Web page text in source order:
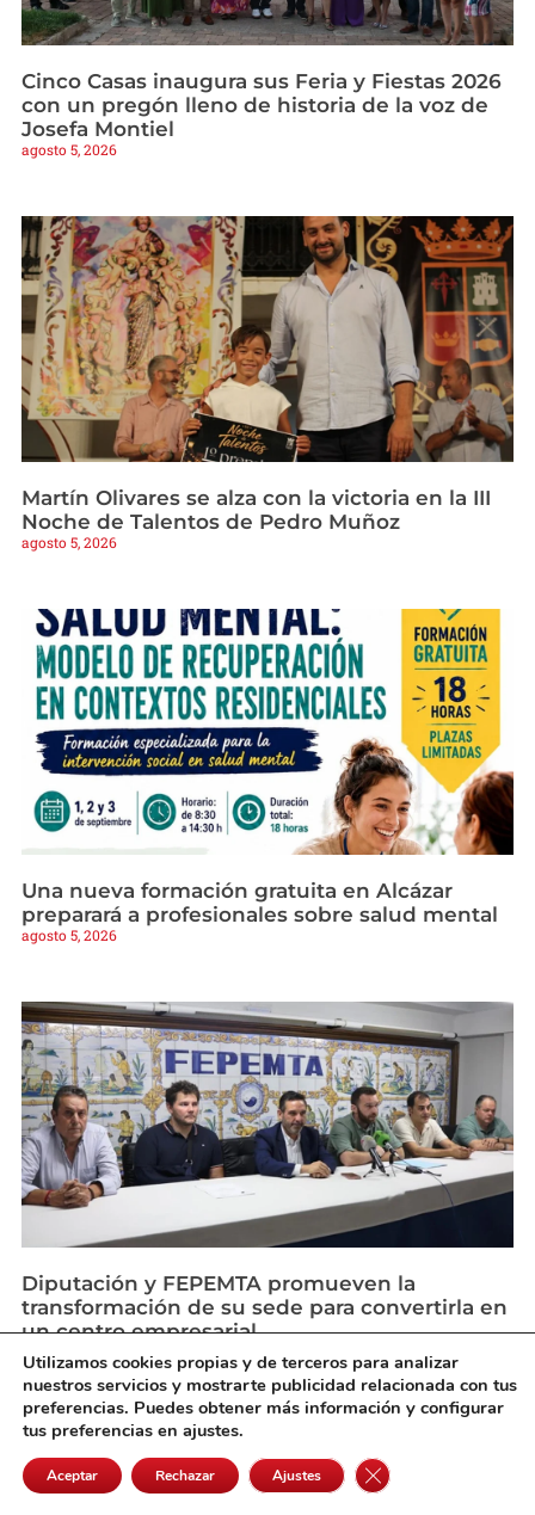
Cinco Casas inaugura sus Feria y Fiestas 2026
con un pregón lleno de historia de la voz de
Josefa Montiel
agosto 5, 2026
Martín Olivares se alza con la victoria en la III
Noche de Talentos de Pedro Muñoz
agosto 5, 2026
Una nueva formación gratuita en Alcázar
preparará a profesionales sobre salud mental
agosto 5, 2026
Diputación y FEPEMTA promueven la
transformación de su sede para convertirla en
un centro empresarial
agosto 5, 2026
Utilizamos cookies propias y de terceros para analizar
nuestros servicios y mostrarte publicidad relacionada con tus
preferencias. Puedes obtener más información y configurar
tus preferencias en ajustes.
Aceptar Rechazar Ajustes Cerrar el banner de